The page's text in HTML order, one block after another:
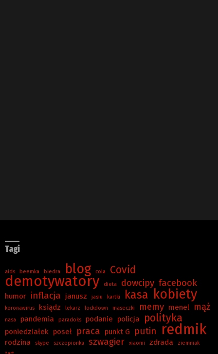
Tagi
aids beemka biedra blog cola Covid
demotywatory dieta dowcipy facebook
humor inflacja janusz jasiu kartki kasa kobiety
koronawirus ksiądz lekarz lockdown maseczki memy menel mąż
nasa pandemia paradoks podanie policja polityka
poniedziałek poseł praca punkt G putin redmik
rodzina skype szczepionka szwagier xiaomi zdrada
ziemniak